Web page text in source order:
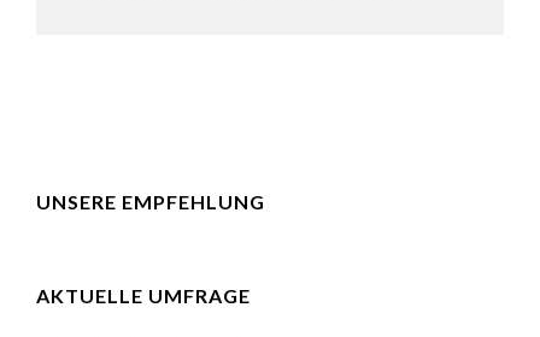
UNSERE EMPFEHLUNG
AKTUELLE UMFRAGE